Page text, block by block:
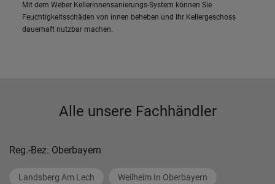
Mit dem Weber Kellerinnensanierungs-System können Sie
Feuchtigkeitsschäden von innen beheben und Ihr Kellergeschoss
dauerhaft nutzbar machen.
Alle unsere Fachhändler
Reg.-Bez. Oberbayern
Landsberg Am Lech Weilheim In Oberbayern